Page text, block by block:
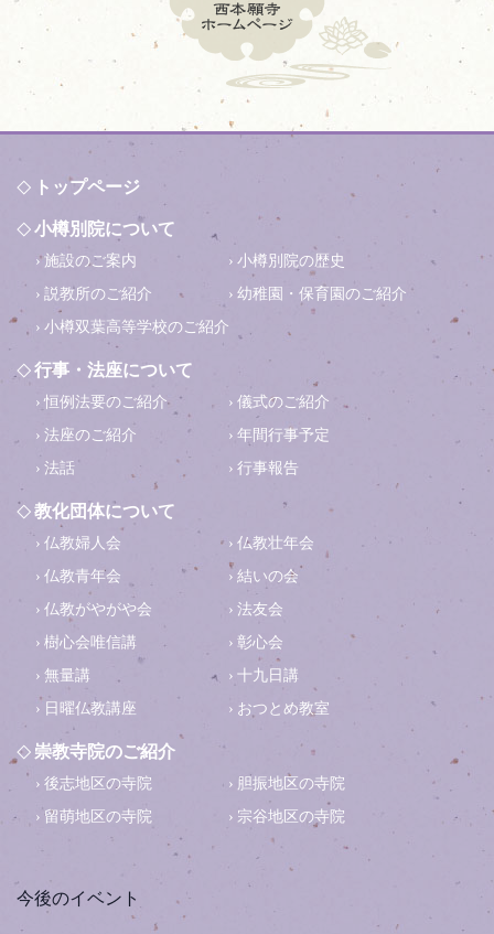
トップページ
小樽別院について
施設のご案内
小樽別院の歴史
説教所のご紹介
幼稚園・保育園のご紹介
小樽双葉高等学校のご紹介
行事・法座について
恒例法要のご紹介
儀式のご紹介
法座のご紹介
年間行事予定
法話
行事報告
教化団体について
仏教婦人会
仏教壮年会
仏教青年会
結いの会
仏教がやがや会
法友会
樹心会唯信講
彰心会
無量講
十九日講
日曜仏教講座
おつとめ教室
崇教寺院のご紹介
後志地区の寺院
胆振地区の寺院
留萌地区の寺院
宗谷地区の寺院
今後のイベント